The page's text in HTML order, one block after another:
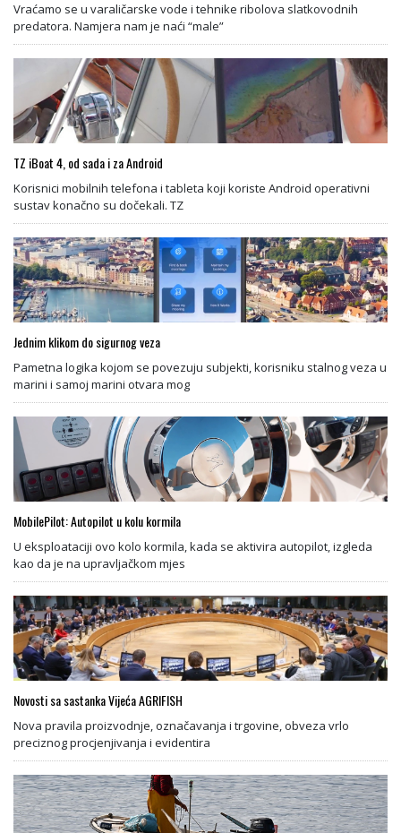
Vraćamo se u varaličarske vode i tehnike ribolova slatkovodnih
predatora. Namjera nam je naći “male”
TZ iBoat 4, od sada i za Android
Korisnici mobilnih telefona i tableta koji koriste Android operativni
sustav konačno su dočekali. TZ
Jednim klikom do sigurnog veza
Pametna logika kojom se povezuju subjekti, korisniku stalnog veza u
marini i samoj marini otvara mog
MobilePilot: Autopilot u kolu kormila
U eksploataciji ovo kolo kormila, kada se aktivira autopilot, izgleda
kao da je na upravljačkom mjes
Novosti sa sastanka Vijeća AGRIFISH
Nova pravila proizvodnje, označavanja i trgovine, obveza vrlo
preciznog procjenjivanja i evidentira